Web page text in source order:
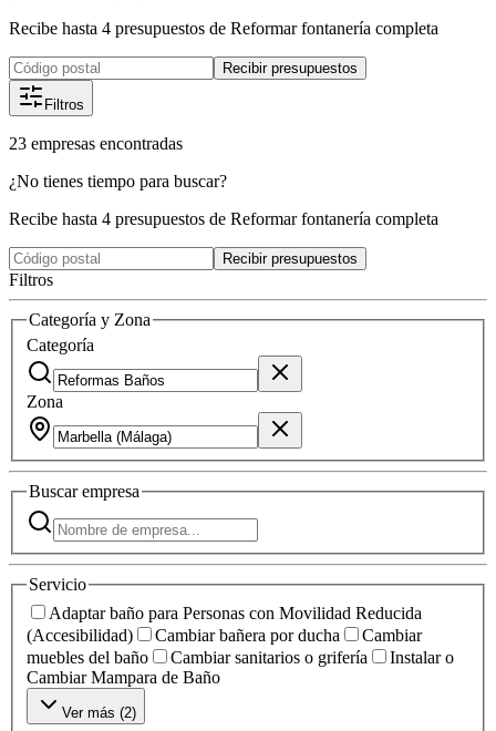
Recibe hasta 4 presupuestos de Reformar fontanería completa
Recibir presupuestos
Filtros
23 empresas encontradas
¿No tienes tiempo para buscar?
Recibe hasta 4 presupuestos de Reformar fontanería completa
Recibir presupuestos
Filtros
Categoría y Zona
Categoría
Zona
Buscarempresa
Servicio
Adaptar baño para Personas con Movilidad Reducida
(Accesibilidad)
Cambiar bañera por ducha
Cambiar
muebles del baño
Cambiar sanitarios o grifería
Instalar o
Cambiar Mampara de Baño
Ver más (2)